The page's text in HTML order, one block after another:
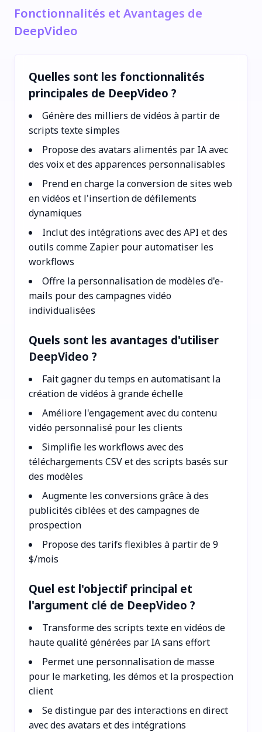
Fonctionnalités et Avantages de
DeepVideo
Quelles sont les fonctionnalités
principales de DeepVideo ?
Génère des milliers de vidéos à partir de
scripts texte simples
Propose des avatars alimentés par IA avec
des voix et des apparences personnalisables
Prend en charge la conversion de sites web
en vidéos et l'insertion de défilements
dynamiques
Inclut des intégrations avec des API et des
outils comme Zapier pour automatiser les
workflows
Offre la personnalisation de modèles d'e-
mails pour des campagnes vidéo
individualisées
Quels sont les avantages d'utiliser
DeepVideo ?
Fait gagner du temps en automatisant la
création de vidéos à grande échelle
Améliore l'engagement avec du contenu
vidéo personnalisé pour les clients
Simplifie les workflows avec des
téléchargements CSV et des scripts basés sur
des modèles
Augmente les conversions grâce à des
publicités ciblées et des campagnes de
prospection
Propose des tarifs flexibles à partir de 9
$/mois
Quel est l'objectif principal et
l'argument clé de DeepVideo ?
Transforme des scripts texte en vidéos de
haute qualité générées par IA sans effort
Permet une personnalisation de masse
pour le marketing, les démos et la prospection
client
Se distingue par des interactions en direct
avec des avatars et des intégrations